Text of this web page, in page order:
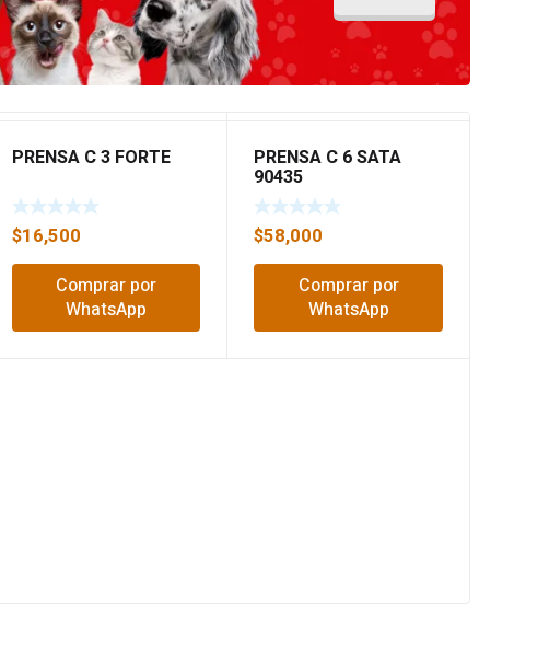
PRENSA C 3 FORTE
$16,500
Comprar por
WhatsApp
PRENSA C 6 SATA
90435
$58,000
Comprar por
WhatsApp